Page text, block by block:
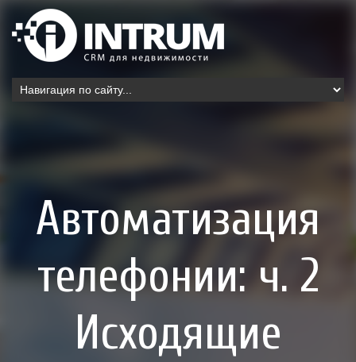
Автоматизация
телефонии: ч. 2
Исходящие